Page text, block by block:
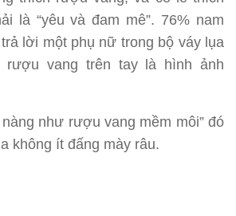
là “yêu và đam mê”. 76% nam
lời một phụ nữ trong bộ váy lụa
rượu vang trên tay là hình ảnh
như rượu vang mềm môi” đó
không ít đấng mày râu.